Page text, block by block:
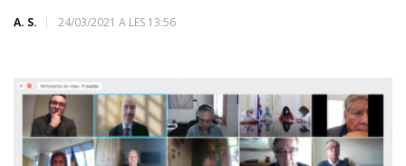
A. S. 24/03/2021 A LES 13:56